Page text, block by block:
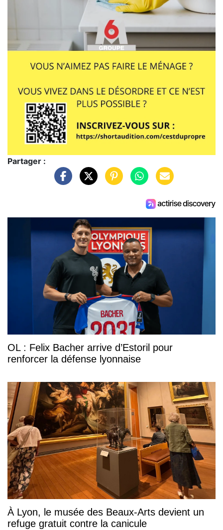
Partager :
OL : Felix Bacher arrive d’Estoril pour
renforcer la défense lyonnaise
À Lyon, le musée des Beaux-Arts devient un
refuge gratuit contre la canicule